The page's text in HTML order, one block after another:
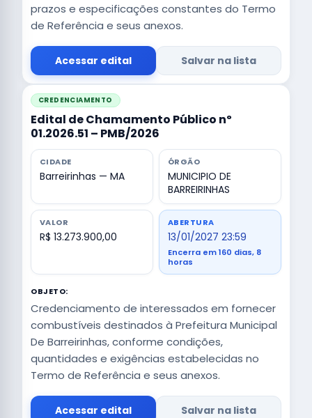
prazos e especificações constantes do Termo
de Referência e seus anexos.
Acessar edital Salvar na lista
CREDENCIAMENTO
Edital de Chamamento Público nº
01.2026.51 – PMB/2026
CIDADE
Barreirinhas — MA
ÓRGÃO
MUNICIPIO DE
BARREIRINHAS
VALOR
R$ 13.273.900,00
ABERTURA
13/01/2027 23:59
Encerra em 160 dias, 8
horas
OBJETO:
Credenciamento de interessados em fornecer
combustíveis destinados à Prefeitura Municipal
De Barreirinhas, conforme condições,
quantidades e exigências estabelecidas no
Termo de Referência e seus anexos.
Acessar edital Salvar na lista